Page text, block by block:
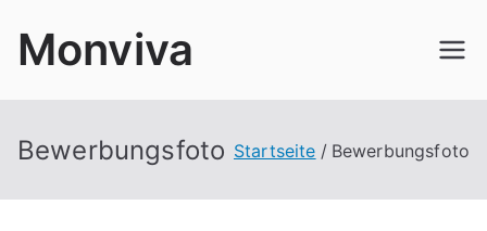
InhaltMonviva
Bewerbungsfoto Startseite Bewerbungsfoto